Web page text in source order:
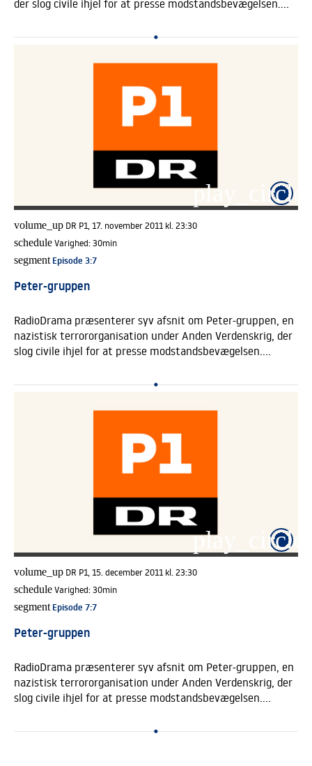
der slog civile ihjel for at presse modstandsbevægelsen.
infiltrere Peter-gruppen er tanken om hævn sød selvom
krigen hvæsser kløerne.
volume_up DR P1, 17. november 2011 kl. 23:30
scheduleVarighed:30min
segment Episode 3:7
Peter-gruppen
RadioDrama præsenterer syv afsnit om Peter-gruppen, en
nazistisk terrororganisation under Anden Verdenskrig, der
slog civile ihjel for at presse modstandsbevægelsen.
for at infiltrere Peter-gruppen, er tanken om hævn sød,
når krigen hvæsser kløerne.
volume_up DR P1, 15. december 2011 kl. 23:30
scheduleVarighed:30min
segment Episode 7:7
Peter-gruppen
RadioDrama præsenterer syv afsnit om Peter-gruppen, en
nazistisk terrororganisation under Anden Verdenskrig, der
slog civile ihjel for at presse modstandsbevægelsen.
for at infiltrere Peter-gruppen, er tanken om hævn sød,